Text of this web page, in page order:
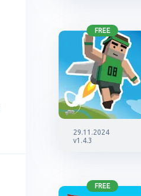
FREE
29.11.2024
v1.4.3
FREE